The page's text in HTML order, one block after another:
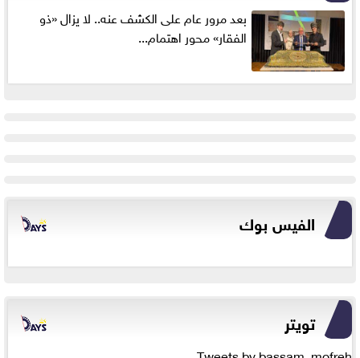
بعد مرور عام على الكشف عنه.. لا يزال «ذو
الفقار» محور اهتمام...
الفيس بوك
تويتر